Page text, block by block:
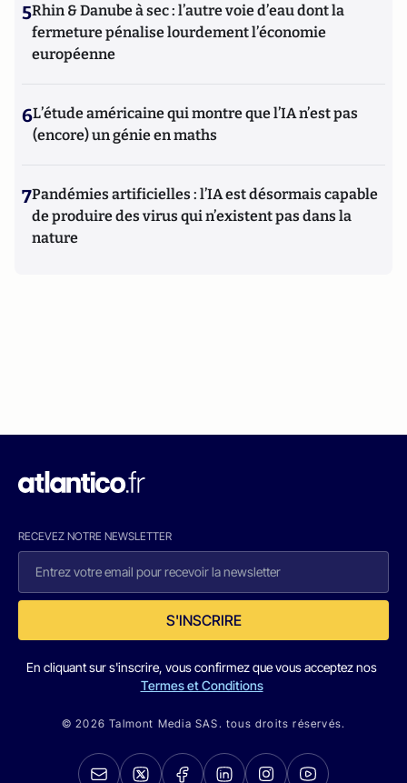
5Rhin & Danube à sec : l’autre voie d’eau dont la
fermeture pénalise lourdement l’économie
européenne
6L’étude américaine qui montre que l’IA n’est pas
(encore) un génie en maths
7Pandémies artificielles : l’IA est désormais capable
de produire des virus qui n’existent pas dans la
nature
RECEVEZ NOTRE NEWSLETTER
S'INSCRIRE
En cliquant sur s'inscrire, vous confirmez que vous acceptez nos
Termes et Conditions
© 2026 Talmont Media SAS. tous droits réservés.